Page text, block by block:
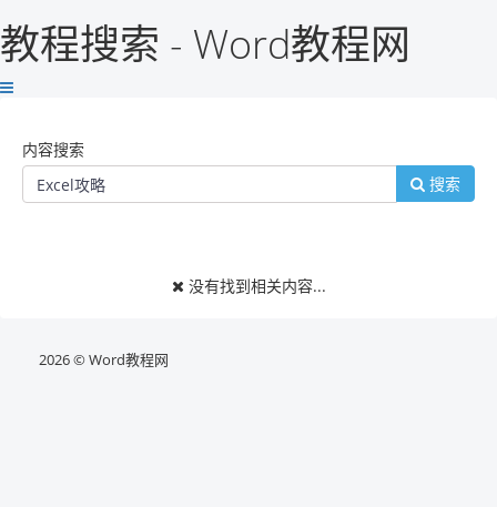
教程搜索 - Word教程网
内容搜索
搜索
没有找到相关内容...
2026 © Word教程网